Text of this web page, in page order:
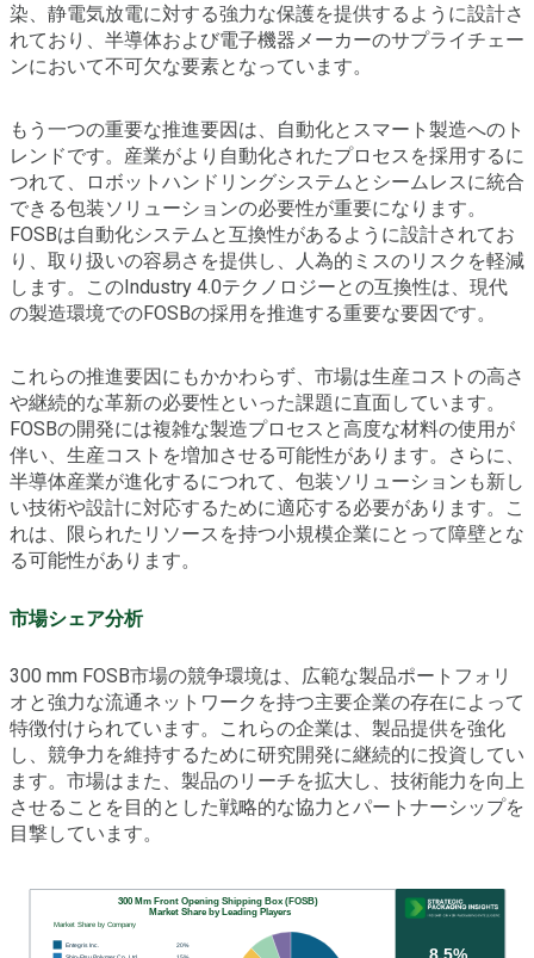
染、静電気放電に対する強力な保護を提供するように設計さ
れており、半導体および電子機器メーカーのサプライチェー
ンにおいて不可欠な要素となっています。
もう一つの重要な推進要因は、自動化とスマート製造へのト
レンドです。産業がより自動化されたプロセスを採用するに
つれて、ロボットハンドリングシステムとシームレスに統合
できる包装ソリューションの必要性が重要になります。
FOSBは自動化システムと互換性があるように設計されてお
り、取り扱いの容易さを提供し、人為的ミスのリスクを軽減
します。このIndustry 4.0テクノロジーとの互換性は、現代
の製造環境でのFOSBの採用を推進する重要な要因です。
これらの推進要因にもかかわらず、市場は生産コストの高さ
や継続的な革新の必要性といった課題に直面しています。
FOSBの開発には複雑な製造プロセスと高度な材料の使用が
伴い、生産コストを増加させる可能性があります。さらに、
半導体産業が進化するにつれて、包装ソリューションも新し
い技術や設計に対応するために適応する必要があります。こ
れは、限られたリソースを持つ小規模企業にとって障壁とな
る可能性があります。
市場シェア分析
300 mm FOSB市場の競争環境は、広範な製品ポートフォリ
オと強力な流通ネットワークを持つ主要企業の存在によって
特徴付けられています。これらの企業は、製品提供を強化
し、競争力を維持するために研究開発に継続的に投資してい
ます。市場はまた、製品のリーチを拡大し、技術能力を向上
させることを目的とした戦略的な協力とパートナーシップを
目撃しています。